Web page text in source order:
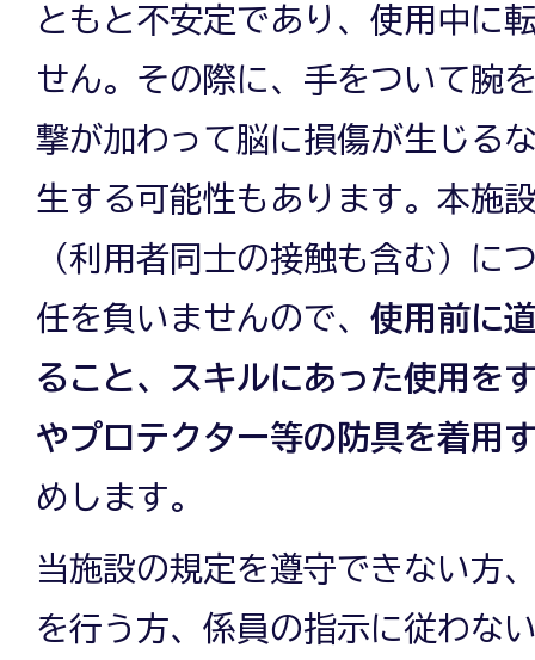
ともと不安定であり、使用中に
せん。その際に、手をついて腕
撃が加わって脳に損傷が生じる
生する可能性もあります。本施
（利用者同士の接触も含む）に
任を負いませんので、 使用前に
ること、スキルにあった使用を
やプロテクター等の防具を着用
めします。
当施設の規定を遵守できない方
を行う方、係員の指示に従わな